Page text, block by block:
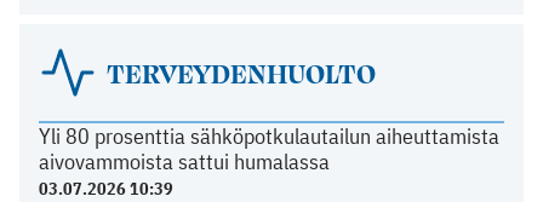
TERVEYDENHUOLTO
Yli 80 prosenttia sähköpotkulautailun aiheuttamista
aivovammoista sattui humalassa
03.07.2026 10:39